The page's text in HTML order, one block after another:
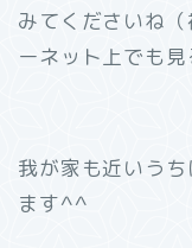
みてくださいね
ーネット上でも見
我が家も近いう
ます^^